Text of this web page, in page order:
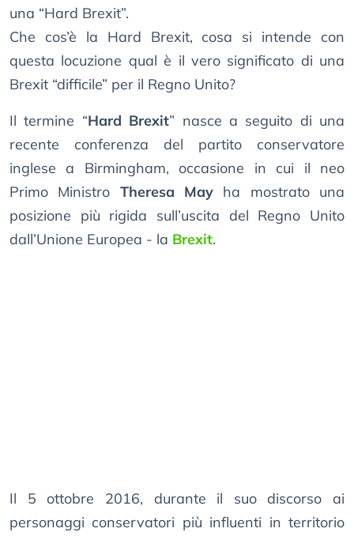
una “Hard Brexit”.
Che cos’è la Hard Brexit, cosa si intende con
questa locuzione qual è il vero significato di una
Brexit “difficile” per il Regno Unito?
Il termine “Hard Brexit” nasce a seguito di una
recente conferenza del partito conservatore
inglese a Birmingham, occasione in cui il neo
Primo Ministro Theresa May ha mostrato una
posizione più rigida sull’uscita del Regno Unito
dall’Unione Europea - la Brexit.
Il 5 ottobre 2016, durante il suo discorso ai
personaggi conservatori più influenti in territorio